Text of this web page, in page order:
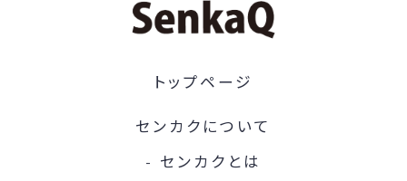
トップページ
センカクについて
センカクとは